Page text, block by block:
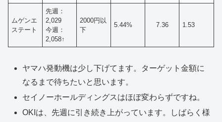
ムゲンエ
ステート
先週：
2,029
今週：
2,058↑
2000円以
下
5.44% 7.36 1.53
ヤマハ発動機は少し下げてます。ターゲット金額に
なるまで待ちたいと思います。
セイノーホールディングスはほぼ変わらずですね。
OKIは、先週に引き続き上がっています。しばらく様